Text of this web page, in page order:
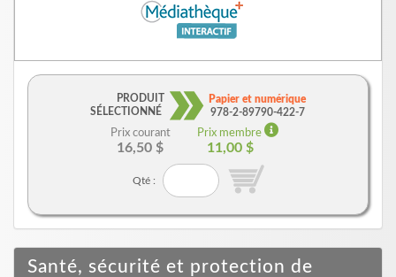
PRODUIT
SÉLECTIONNÉ
Papier et numérique
978-2-89790-422-7
Prix courant
16,50 $
Prix membre
11,00 $
Qté :
Santé, sécurité et protection de